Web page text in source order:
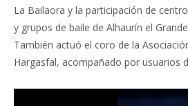
La Bailaora y la participación de
y grupos de baile de Alhaurín el
También actuó el coro de la
Hargasfal, acompañado por usuarios